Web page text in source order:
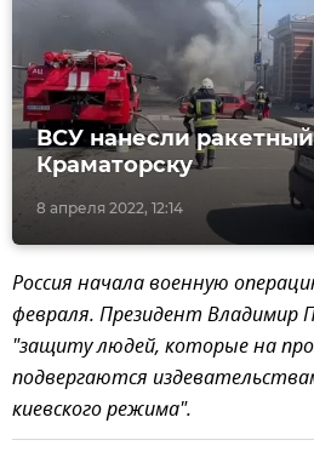
8 апреля 2022, 12:14
ВСУ нанесли
Краматорску
Россия начала военную
февраля. Президент Владимир
"защиту людей, которые на
подвергаются
киевского режима".